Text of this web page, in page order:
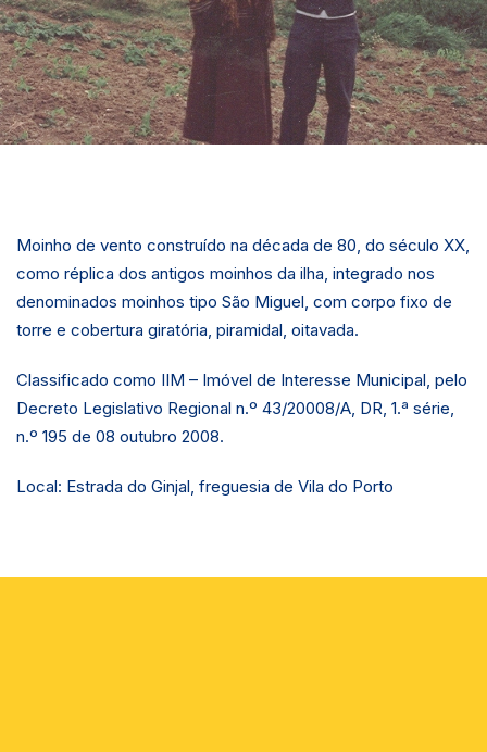
Moinho de vento construído na década de 80, do século XX,
como réplica dos antigos moinhos da ilha, integrado nos
denominados moinhos tipo São Miguel, com corpo fixo de
torre e cobertura giratória, piramidal, oitavada.
Classificado como IIM – Imóvel de Interesse Municipal, pelo
Decreto Legislativo Regional n.º 43/20008/A, DR, 1.ª série,
n.º 195 de 08 outubro 2008.
Local: Estrada do Ginjal, freguesia de Vila do Porto